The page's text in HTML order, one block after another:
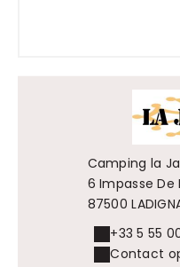
Camping la
6 Impasse De
87500
+33 5 55
Contact